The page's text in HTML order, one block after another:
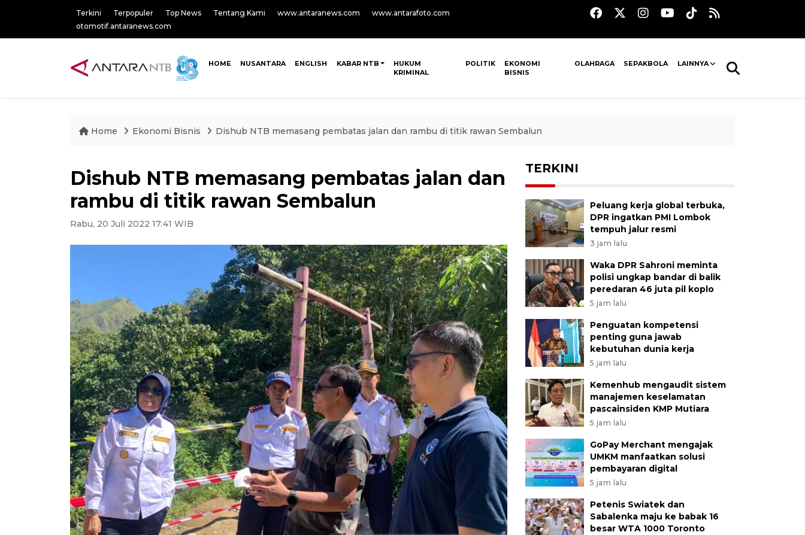
Terkini Terpopuler Top News Tentang Kami www.antaranews.com
www.antarafoto.com
otomotif.antaranews.com
HOME NUSANTARA ENGLISH KABAR NTB
HUKUM
KRIMINAL
POLITIK
EKONOMI
BISNIS
OLAHRAGA SEPAKBOLA LAINNYA
Home Ekonomi Bisnis Dishub NTB memasang pembatas jalan dan rambu di titik rawan Sembalun
Dishub NTB memasang pembatas jalan dan
rambu di titik rawan Sembalun
Rabu, 20 Juli 2022 17:41 WIB
TERKINI
Peluang kerja global terbuka,
DPR ingatkan PMI Lombok
tempuh jalur resmi
3 jam lalu
Waka DPR Sahroni meminta
polisi ungkap bandar di balik
peredaran 46 juta pil koplo
5 jam lalu
Penguatan kompetensi
penting guna jawab
kebutuhan dunia kerja
5 jam lalu
Kemenhub mengaudit sistem
manajemen keselamatan
pascainsiden KMP Mutiara
5 jam lalu
GoPay Merchant mengajak
UMKM manfaatkan solusi
pembayaran digital
5 jam lalu
Petenis Swiatek dan
Sabalenka maju ke babak 16
besar WTA 1000 Toronto